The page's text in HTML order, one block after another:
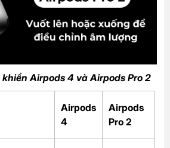
Airpods 4 và Airpods Pro 2
Airpods
4
Airpods
Pro 2